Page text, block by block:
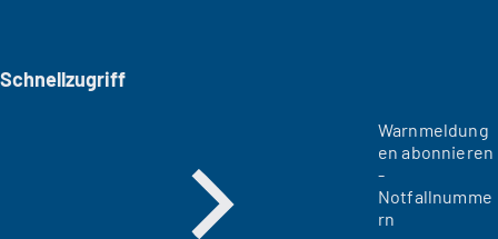
Schnellzugriff
Warnmeldung
en abonnieren
-
Notfallnumme
rn